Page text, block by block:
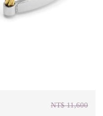
NT$11,600